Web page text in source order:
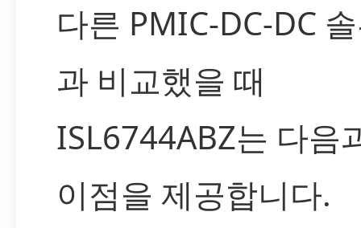
다른 PMIC-DC-DC
과 비교했을 때
ISL6744ABZ는 다음
이점을 제공합니다.